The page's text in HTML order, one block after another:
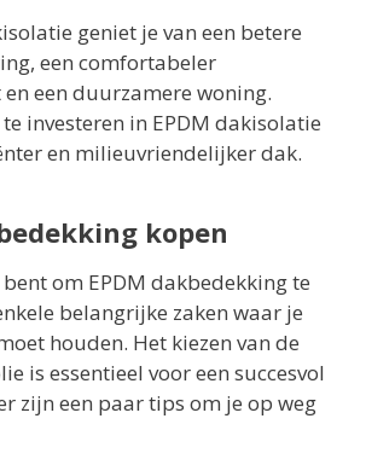
geniet je van een betere
een comfortabeler
een duurzamere woning.
investeren in EPDM dakisolatie
en milieuvriendelijker dak.
kopen
om EPDM dakbedekking te
belangrijke zaken waar je
houden. Het kiezen van de
is essentieel voor een succesvol
zijn een paar tips om je op weg